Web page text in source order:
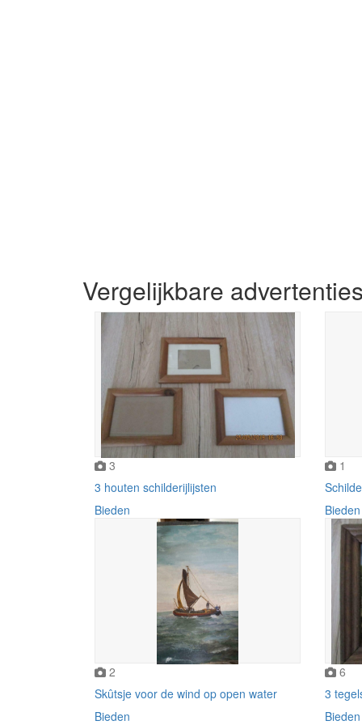
Vergelijkbare
3
3 houten schilderijlijsten
Bieden
1
Bieden
2
Skûtsje voor de wind op open water
Bieden
6
3
Bieden